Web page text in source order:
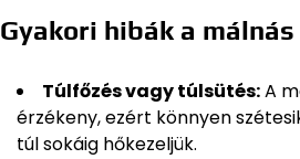
Gyakori hibák a
Túlfőzés vagy túlsütés:A
érzékeny, ezért könnyen
túl sokáig hőkezeljük.